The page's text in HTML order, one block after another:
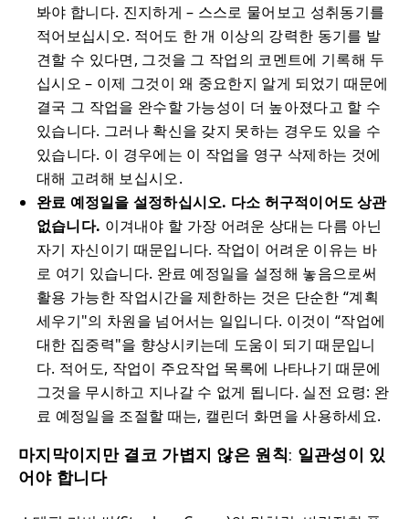
봐야 합니다. 진지하게 – 스스로 물어보고 성취동기를
적어보십시오. 적어도 한 개 이상의 강력한 동기를 발
견할 수 있다면, 그것을 그 작업의 코멘트에 기록해 두
십시오 – 이제 그것이 왜 중요한지 알게 되었기 때문에
결국 그 작업을 완수할 가능성이 더 높아졌다고 할 수
있습니다. 그러나 확신을 갖지 못하는 경우도 있을 수
있습니다. 이 경우에는 이 작업을 영구 삭제하는 것에
대해 고려해 보십시오.
완료 예정일을 설정하십시오. 다소 허구적이어도 상관
없습니다. 이겨내야 할 가장 어려운 상대는 다름 아닌
자기 자신이기 때문입니다. 작업이 어려운 이유는 바
로 여기 있습니다. 완료 예정일을 설정해 놓음으로써
활용 가능한 작업시간을 제한하는 것은 단순한 “계획
세우기"의 차원을 넘어서는 일입니다. 이것이 “작업에
대한 집중력"을 향상시키는데 도움이 되기 때문입니
다. 적어도, 작업이 주요작업 목록에 나타나기 때문에
그것을 무시하고 지나갈 수 없게 됩니다. 실전 요령: 완
료 예정일을 조절할 때는, 캘린더 화면을 사용하세요.
마지막이지만 결코 가볍지 않은 원칙: 일관성이 있
어야 합니다